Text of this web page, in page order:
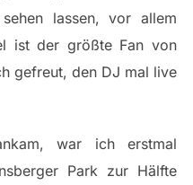
lassen, vor allem
ist der größte Fan von
gefreut, den DJ mal live
war ich erstmal
Park zur Hälfte